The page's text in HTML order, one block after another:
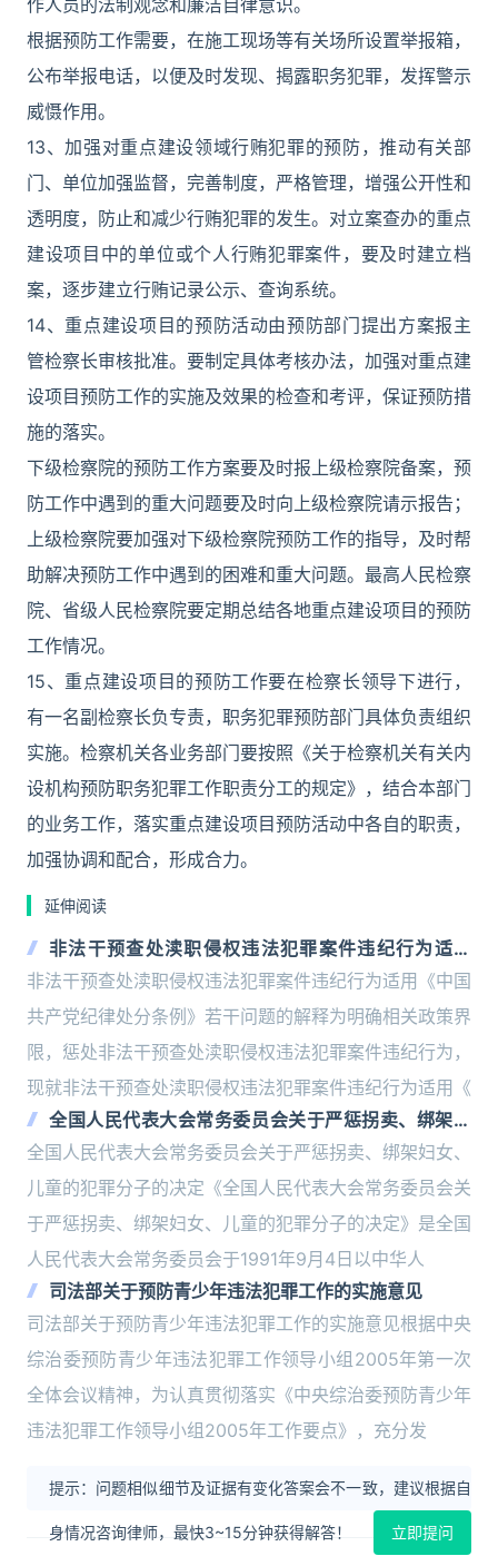
作人员的法制观念和廉洁自律意识。
根据预防工作需要，在施工现场等有关场所设置举报箱，
公布举报电话，以便及时发现、揭露职务犯罪，发挥警示
威慑作用。
13、加强对重点建设领域行贿犯罪的预防，推动有关部
门、单位加强监督，完善制度，严格管理，增强公开性和
透明度，防止和减少行贿犯罪的发生。对立案查办的重点
建设项目中的单位或个人行贿犯罪案件，要及时建立档
案，逐步建立行贿记录公示、查询系统。
14、重点建设项目的预防活动由预防部门提出方案报主
管检察长审核批准。要制定具体考核办法，加强对重点建
设项目预防工作的实施及效果的检查和考评，保证预防措
施的落实。
下级检察院的预防工作方案要及时报上级检察院备案，预
防工作中遇到的重大问题要及时向上级检察院请示报告；
上级检察院要加强对下级检察院预防工作的指导，及时帮
助解决预防工作中遇到的困难和重大问题。最高人民检察
院、省级人民检察院要定期总结各地重点建设项目的预防
工作情况。
15、重点建设项目的预防工作要在检察长领导下进行，
有一名副检察长负专责，职务犯罪预防部门具体负责组织
实施。检察机关各业务部门要按照《关于检察机关有关内
设机构预防职务犯罪工作职责分工的规定》，结合本部门
的业务工作，落实重点建设项目预防活动中各自的职责，
加强协调和配合，形成合力。
延伸阅读
非法干预查处渎职侵权违法犯罪案件违纪行为适用
《中国共产党纪律处分条例》若干问题的解释
非法干预查处渎职侵权违法犯罪案件违纪行为适用《中国
共产党纪律处分条例》若干问题的解释为明确相关政策界
限，惩处非法干预查处渎职侵权违法犯罪案件违纪行为，
现就非法干预查处渎职侵权违法犯罪案件违纪行为适用《
全国人民代表大会常务委员会关于严惩拐卖、绑架妇
女、儿童的犯罪分子的决定
全国人民代表大会常务委员会关于严惩拐卖、绑架妇女、
儿童的犯罪分子的决定《全国人民代表大会常务委员会关
于严惩拐卖、绑架妇女、儿童的犯罪分子的决定》是全国
人民代表大会常务委员会于1991年9月4日以中华人
司法部关于预防青少年违法犯罪工作的实施意见
司法部关于预防青少年违法犯罪工作的实施意见根据中央
综治委预防青少年违法犯罪工作领导小组2005年第一次
全体会议精神，为认真贯彻落实《中央综治委预防青少年
违法犯罪工作领导小组2005年工作要点》，充分发
提示：问题相似细节及证据有变化答案会不一致，建议根据自
身情况咨询律师，最快3~15分钟获得解答！ 立即提问